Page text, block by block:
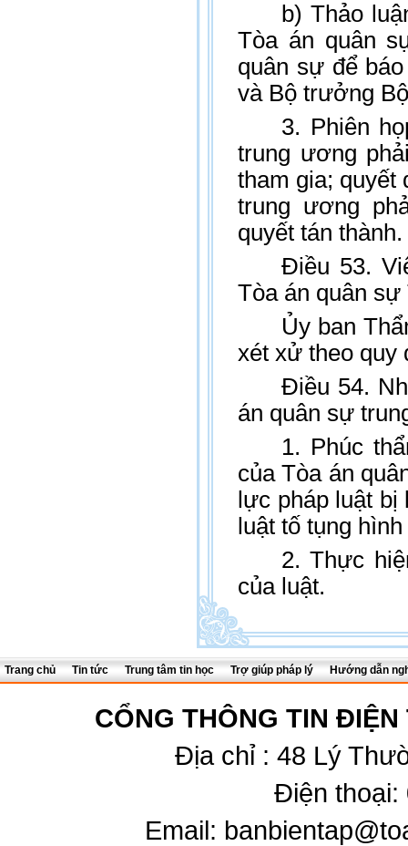
b) Thảo
Tòa án quân
quân sự để
và Bộ trưởng
3. Phiên
trung ương
tham gia; quyết
trung ương
quyết tán thành.
Điều 53.
Tòa án quân
Ủy ban
xét xử theo quy
Điều 54.
án quân sự
1. Phúc
của Tòa án
lực pháp luật
luật tố tụng
2. Thực
của luật.
Trang chủ Tin tức Trung tâm tin học Trợ giúp pháp lý Hướng dẫn
CỔNG THÔNG TIN
Địa chỉ : 48 Lý
Điện thoại:
Email: